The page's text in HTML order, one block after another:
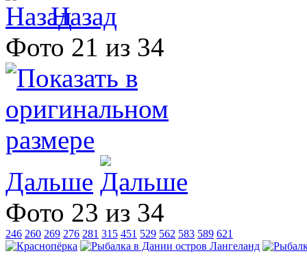
Назад
Фото 21 из 34
Дальше
Фото 23 из 34
246 260 269 276 281 315 451 529 562 583 589 621